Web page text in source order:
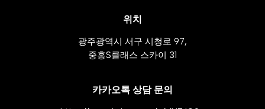
위치
광주광역시 서구 시청로 97,
중흥S클래스 스카이 31
카카오톡 상담 문의